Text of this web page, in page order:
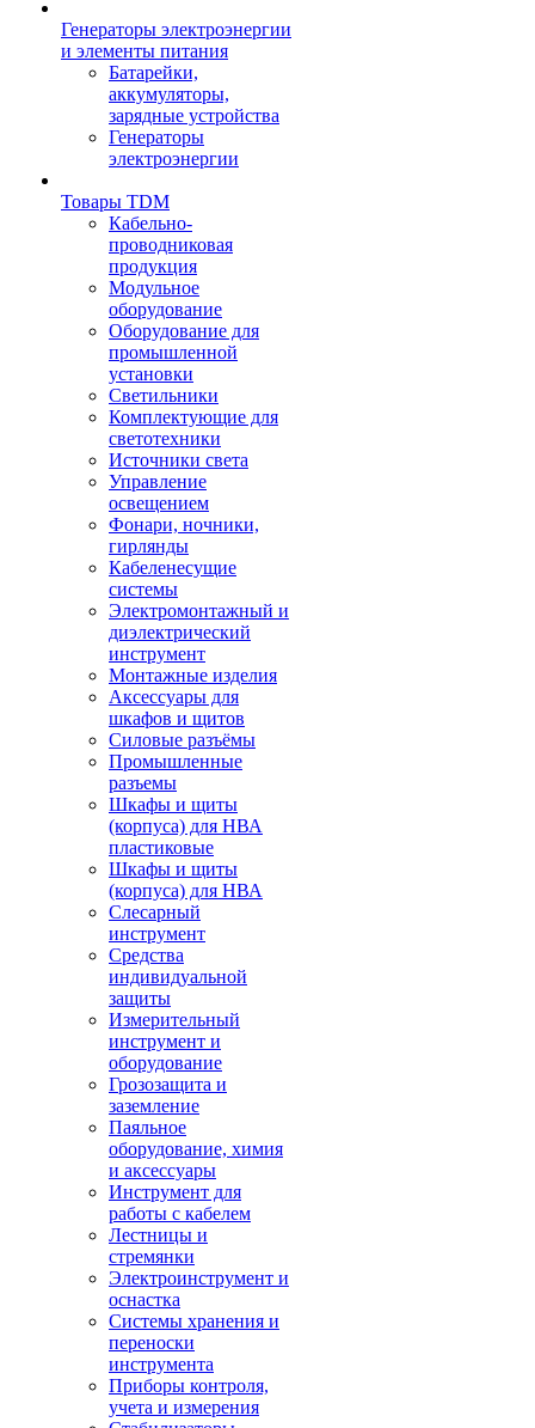
Генераторы электроэнергии
и элементы питания
Батарейки,
аккумуляторы,
зарядные устройства
Генераторы
электроэнергии
Товары TDM
Кабельно-
проводниковая
продукция
Модульное
оборудование
Оборудование для
промышленной
установки
Светильники
Комплектующие для
светотехники
Источники света
Управление
освещением
Фонари, ночники,
гирлянды
Кабеленесущие
системы
Электромонтажный и
диэлектрический
инструмент
Монтажные изделия
Аксессуары для
шкафов и щитов
Силовые разъёмы
Промышленные
разъемы
Шкафы и щиты
(корпуса) для НВА
пластиковые
Шкафы и щиты
(корпуса) для НВА
Слесарный
инструмент
Средства
индивидуальной
защиты
Измерительный
инструмент и
оборудование
Грозозащита и
заземление
Паяльное
оборудование, химия
и аксессуары
Инструмент для
работы с кабелем
Лестницы и
стремянки
Электроинструмент и
оснастка
Системы хранения и
переноски
инструмента
Приборы контроля,
учета и измерения